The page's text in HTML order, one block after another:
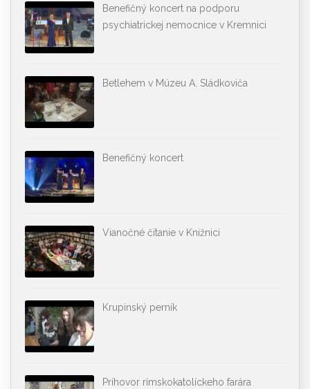
Benefičný koncert na podporu
psychiatrickej nemocnice v Kremnici
Betlehem v Múzeu A. Sládkoviča
Benefičný koncert
Vianočné čítanie v Knižnici
Krupinský perník
Príhovor rímskokatolíckeho farára